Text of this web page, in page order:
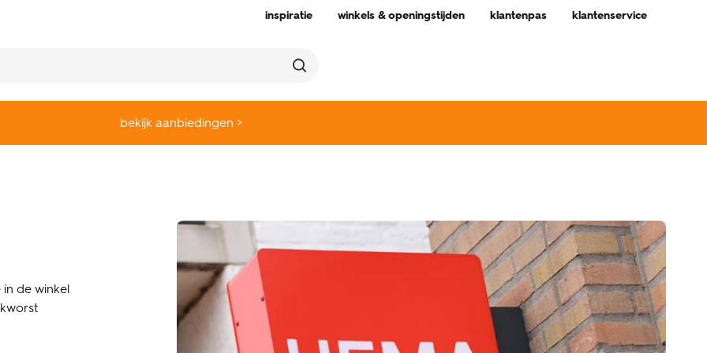
inspiratie winkels & openingstijden klantenpas klantenservice
bekijk aanbiedingen >
de winkel